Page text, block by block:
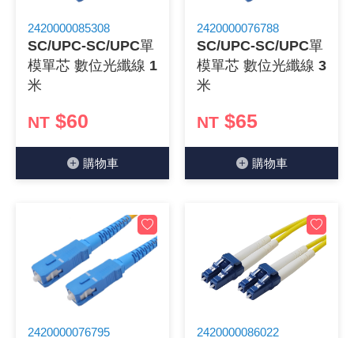
2420000085308
SC/UPC-SC/UPC單
模單芯 數位光纖線 1
米
NT $60
購物⾞
2420000076788
SC/UPC-SC/UPC單
模單芯 數位光纖線 3
米
NT $65
購物⾞
2420000076795 2420000086022